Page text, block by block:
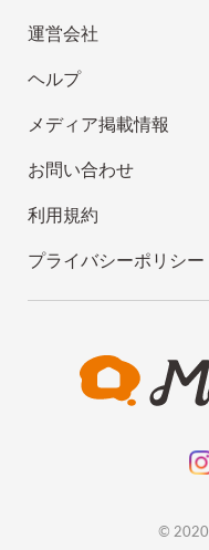
運営会社
ヘルプ
メディア掲載情報
お問い合わせ
利用規約
プライバシーポリシー
© 2020